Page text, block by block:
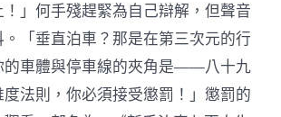
」何手殘趕緊為自己辯解，但聲音
「垂直泊車？那是在第三次元的行
的車體與停車線的夾角是——八十九
法則，你必須接受懲罰！」懲罰的